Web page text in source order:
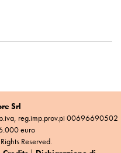
Srl
reg.imp.prov.pi 00696690502
euro
Reserved.